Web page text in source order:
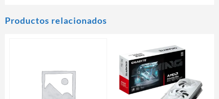
Productos relacionados